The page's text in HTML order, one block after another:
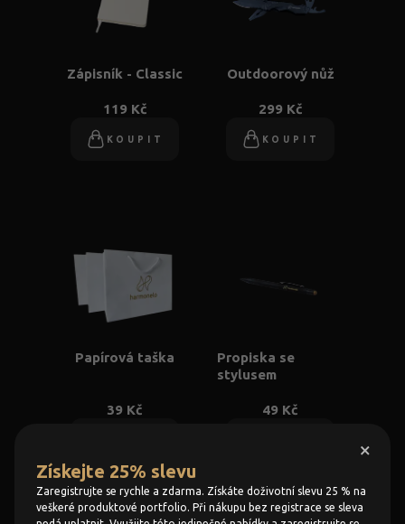
×
Získejte 25% slevu
Zaregistrujte se rychle a zdarma. Získáte doživotní slevu 25 % na
veškeré produktové portfolio. Při nákupu bez registrace se sleva
Zápisník - Classic
119 Kč
KOUPIT
Outdoorový nůž
299 Kč
KOUPIT
Papírová taška
39 Kč
Propiska se
stylusem
49 Kč